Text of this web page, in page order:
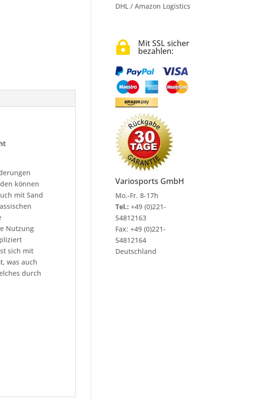
können
mit Sand
Nutzung
sich mit
was auch
durch
DHL / Amazon Logistics
 Mit SSL sicher
bezahlen:
Variosports GmbH
Mo.-Fr. 8-17h
Tel.: +49 (0)221-
54812163
Fax: +49 (0)221-
54812164
Deutschland